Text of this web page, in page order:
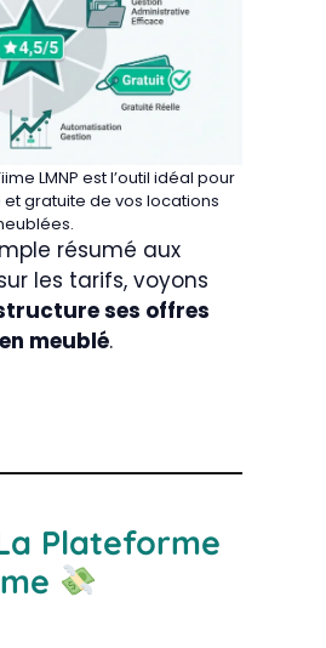
LMNP est l’outil idéal pour
gratuite de vos locations
résumé aux
les tarifs, voyons
ses offres
meublé.
Plateforme